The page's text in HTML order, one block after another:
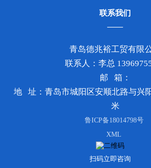
联系我们
青岛德兆裕工贸有限
联系人：李总
邮 箱：
地 址：青岛市城阳区安顺北路与兴
米
鲁ICP备18014798号
XML
扫码立即咨询